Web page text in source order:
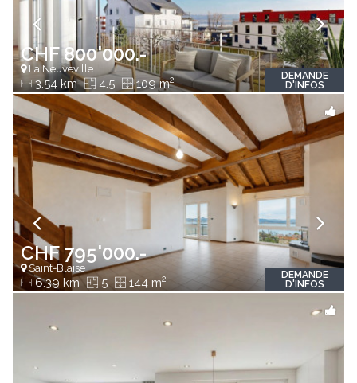
CHF 800'000.-
La Neuveville
3.54 km 4.5 109 m2
DEMANDE
D'INFOS
CHF 795'000.-
Saint-Blaise
6.39 km 5 144 m2
DEMANDE
D'INFOS